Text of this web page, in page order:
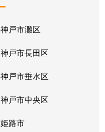
神戸市灘区
神戸市長田区
神戸市垂水区
神戸市中央区
姫路市